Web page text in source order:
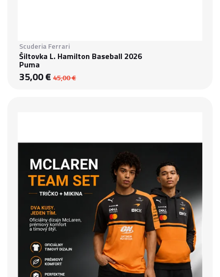
Scuderia Ferrari
Šiltovka L. Hamilton Baseball 2026
Puma
35,00 € 45,00 €